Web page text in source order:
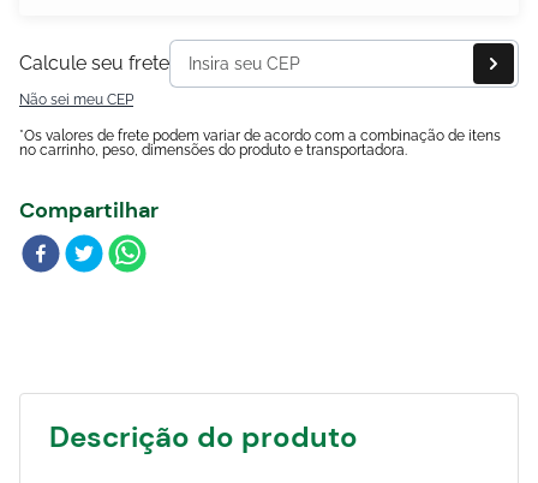
Calcule seu frete
Não sei meu CEP
*Os valores de frete podem variar de acordo com a combinação de itens
no carrinho, peso, dimensões do produto e transportadora.
Compartilhar
Descrição do produto
Blog